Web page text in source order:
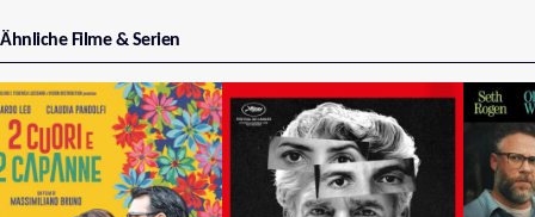
Ähnliche Filme & Serien